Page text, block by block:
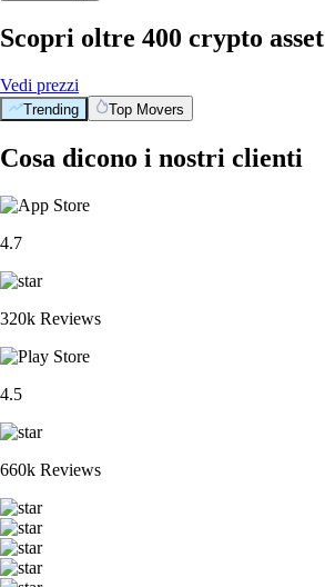
Scopri oltre 400 crypto asset
Vedi prezzi
Trending Top Movers
Cosa dicono i nostri clienti
4.7
320k Reviews
4.5
660k Reviews